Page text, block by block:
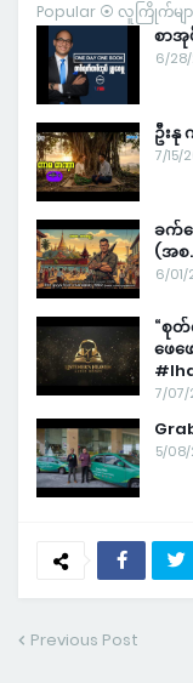
Popular ⦿ လူကြိုက်မျာ
စာ
6/28/
ဦးနု
7/15/
ခက်ဇ
(အစ
6/
“စု
ဖေဖ
7/07/
5/08/
Previous Post